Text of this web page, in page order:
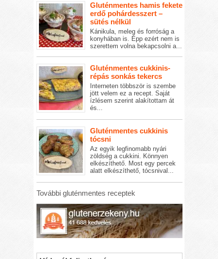
Gluténmentes hamis fekete
erdő pohárdesszert –
sütés nélkül
Kánikula, meleg és forróság a
konyhában is. Épp ezért nem is
szerettem volna bekapcsolni a...
Gluténmentes cukkinis-
répás sonkás tekercs
Interneten többször is szembe
jött velem ez a recept. Saját
ízlésem szerint alakítottam át
és...
Gluténmentes cukkinis
tócsni
Az egyik legfinomabb nyári
zöldség a cukkini. Könnyen
elkészíthető. Most egy percek
alatt elkészíthető, tócsnival...
További gluténmentes receptek